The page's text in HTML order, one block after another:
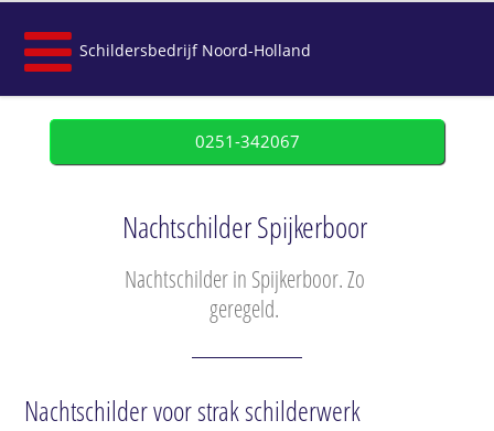
Schildersbedrijf Noord-Holland
0251-342067
Nachtschilder Spijkerboor
Nachtschilder in Spijkerboor. Zo
geregeld.
Nachtschilder voor strak schilderwerk